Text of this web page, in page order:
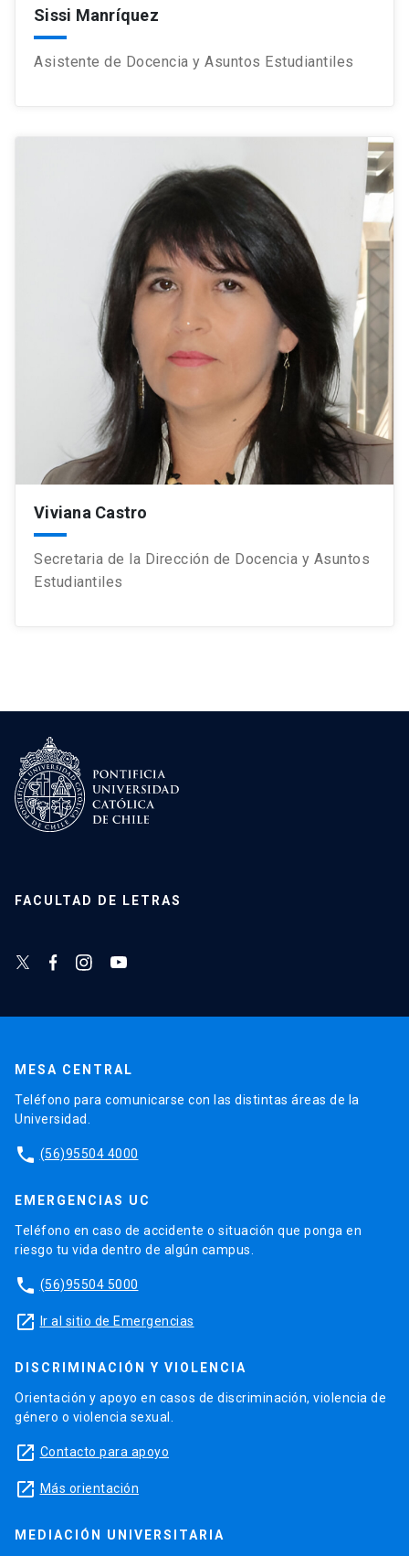
Sissi Manríquez
Asistente de Docencia y Asuntos Estudiantiles
Viviana Castro
Secretaria de la Dirección de Docencia y Asuntos
Estudiantiles
FACULTAD DE LETRAS
MESA CENTRAL
Teléfono para comunicarse con las distintas áreas de la
Universidad.
phone (56)95504 4000
EMERGENCIAS UC
Teléfono en caso de accidente o situación que ponga en
riesgo tu vida dentro de algún campus.
phone (56)95504 5000
launch Ir al sitio de Emergencias
DISCRIMINACIÓN Y VIOLENCIA
Orientación y apoyo en casos de discriminación, violencia de
género o violencia sexual.
launch Contacto para apoyo
launch Más orientación
MEDIACIÓN UNIVERSITARIA